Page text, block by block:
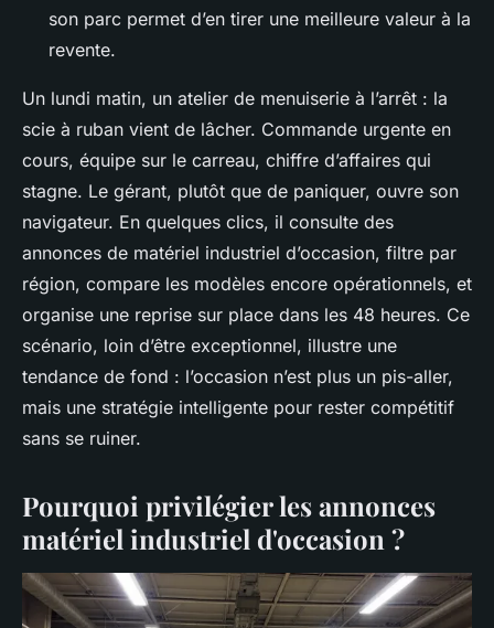
son parc permet d’en tirer une meilleure valeur à la
revente.
Un lundi matin, un atelier de menuiserie à l’arrêt : la
scie à ruban vient de lâcher. Commande urgente en
cours, équipe sur le carreau, chiffre d’affaires qui
stagne. Le gérant, plutôt que de paniquer, ouvre son
navigateur. En quelques clics, il consulte des
annonces de matériel industriel d’occasion, filtre par
région, compare les modèles encore opérationnels, et
organise une reprise sur place dans les 48 heures. Ce
scénario, loin d’être exceptionnel, illustre une
tendance de fond : l’occasion n’est plus un pis-aller,
mais une stratégie intelligente pour rester compétitif
sans se ruiner.
Pourquoi privilégier les annonces
matériel industriel d'occasion ?